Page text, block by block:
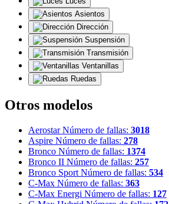
Asientos
Dirección
Suspensión
Transmisión
Ventanillas
Ruedas
Otros modelos
Aerostar Número de fallas: 3018
Aspire Número de fallas: 278
Bronco Número de fallas: 1374
Bronco II Número de fallas: 257
Bronco Sport Número de fallas: 534
C-Max Número de fallas: 363
C-Max Energi Número de fallas: 127